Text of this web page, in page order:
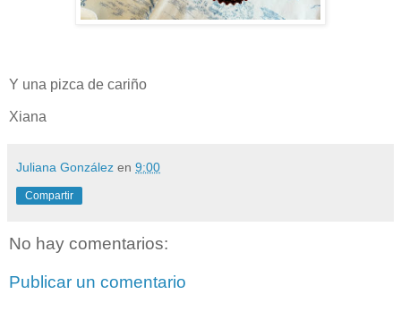
Y una pizca de cariño
Xiana
Juliana González en 9:00
Compartir
No hay comentarios:
Publicar un comentario